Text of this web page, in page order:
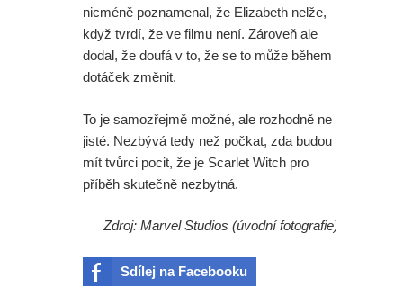
nicméně poznamenal, že Elizabeth nelže,
když tvrdí, že ve filmu není. Zároveň ale
dodal, že doufá v to, že se to může během
dotáček změnit.
To je samozřejmě možné, ale rozhodně ne
jisté. Nezbývá tedy než počkat, zda budou
mít tvůrci pocit, že je Scarlet Witch pro
příběh skutečně nezbytná.
Zdroj: Marvel Studios (úvodní fotografie)
Sdílej na Facebooku